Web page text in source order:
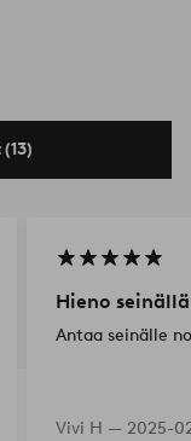
Hieno seinällä
Antaa seinälle
Vivi H — 2025-